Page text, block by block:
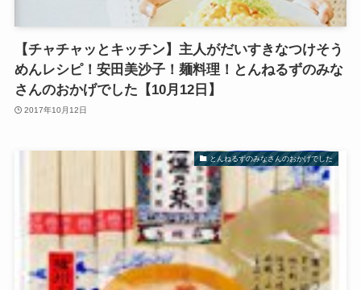
【チャチャッとキッチン】主人がだいすきなつけそう
めんレシピ！安田美沙子！麺料理！とんねるずのみな
さんのおかげでした【10月12日】
2017年10月12日
とんねるずのみなさんのおかげでした